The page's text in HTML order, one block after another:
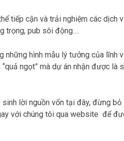
tiếp cận và trải nghiệm các dịch
trọng, pub sôi động….
những hình mẫu lý tưởng của
ngọt” mà dự án nhận được là
sinh lời nguồn vốn tại đây, đừng bỏ
với chúng tôi qua website để